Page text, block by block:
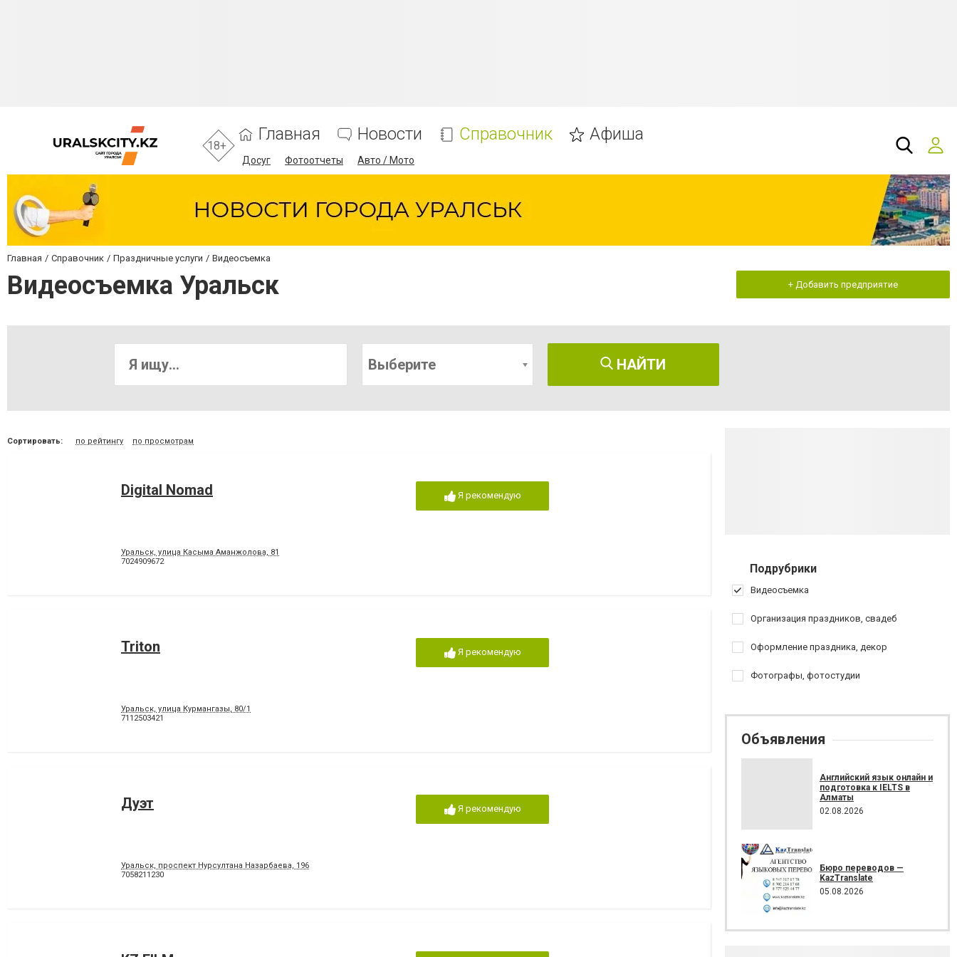
18+
Главная Новости Справочник Афиша
Досуг Фотоотчеты Авто / Мото
Главная Справочник Праздничные услуги Видеосъемка
Видеосъемка Уральск + Добавить предприятие
Выберите НАЙТИ
Сортировать: по рейтингу по просмотрам
Digital Nomad
Уральск, улица Касыма Аманжолова, 81
7024909672
Я рекомендую
Triton
Уральск, улица Курмангазы, 80/1
7112503421
Я рекомендую
Дуэт
Уральск, проспект Нурсултана Назарбаева, 196
7058211230
Я рекомендую
Подрубрики
Видеосъемка
Организация праздников, свадеб
Оформление праздника, декор
Фотографы, фотостудии
Объявления
Английский язык онлайн и
подготовка к IELTS в
Алматы
02.08.2026
Бюро переводов —
KazTranslate
05.08.2026